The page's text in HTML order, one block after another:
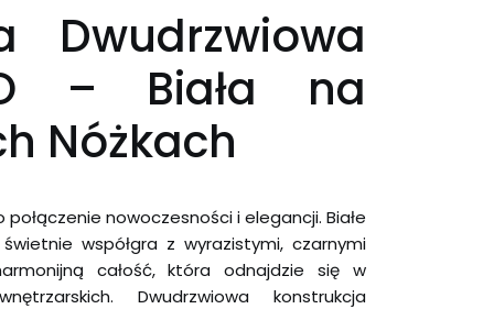
Dwudrzwiowa
– Biała na
Nóżkach
połączenie nowoczesności i elegancji. Białe
współgra z wyrazistymi, czarnymi
całość, która odnajdzie się w
Dwudrzwiowa konstrukcja